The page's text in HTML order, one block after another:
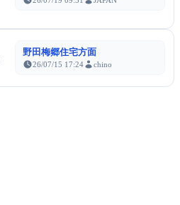
野田梅郷住宅方面
26/07/15 17:24 chino